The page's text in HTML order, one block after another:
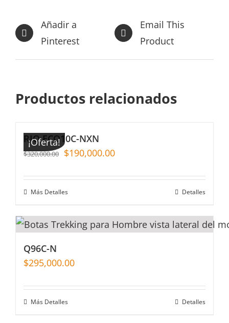
Añadir a
Pinterest
Email This
Product
Productos relacionados
¡Oferta!
RIO ECO10C-NXN
$320,000.00 $190,000.00
Más Detalles Detalles
Q96C-N
$295,000.00
Más Detalles Detalles